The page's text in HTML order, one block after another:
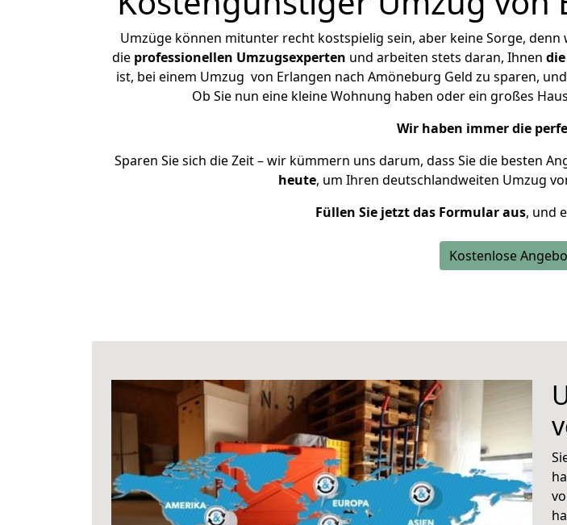
Umzüge können mitunter recht kostspielig sein, aber keine Sorge, denn
die professionellen Umzugsexperten und arbeiten stets daran, Ihnen
ist, bei einem Umzug von Erlangen nach Amöneburg Geld zu sparen,
Ob Sie nun eine kleine Wohnung haben oder ein großes
Wir haben immer die
Sparen Sie sich die Zeit – wir kümmern uns darum, dass Sie die besten
heute, um Ihren deutschlandweiten Umzug
Füllen Sie jetzt das Formular aus, und
Kostenlose